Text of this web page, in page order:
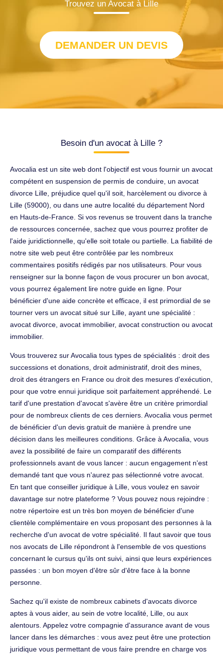
Trouvez un Avocat à Lille
DEMANDER UN DEVIS
Besoin d'un avocat à Lille ?
Avocalia est un site web dont l'objectif est vous fournir un avocat
compétent en suspension de permis de conduire, un avocat
divorce Lille, préjudice quel qu'il soit, harcèlement ou divorce à
Lille (59000), ou dans une autre localité du département Nord
en Hauts-de-France. Si vos revenus se trouvent dans la tranche
de ressources concernée, sachez que vous pourrez profiter de
l'aide juridictionnelle, qu'elle soit totale ou partielle. La fiabilité de
notre site web peut être contrôlée par les nombreux
commentaires positifs rédigés par nos utilisateurs. Pour vous
renseigner sur la bonne façon de vous procurer un bon avocat,
vous pourrez également lire notre guide en ligne. Pour
bénéficier d'une aide concrète et efficace, il est primordial de se
tourner vers un avocat situé sur Lille, ayant une spécialité :
avocat divorce, avocat immobilier, avocat construction ou avocat
immobilier.
Vous trouverez sur Avocalia tous types de spécialités : droit des
successions et donations, droit administratif, droit des mines,
droit des étrangers en France ou droit des mesures d'exécution,
pour que votre ennui juridique soit parfaitement appréhendé. Le
tarif d'une prestation d'avocat s'avère être un critère primordial
pour de nombreux clients de ces derniers. Avocalia vous permet
de bénéficier d'un devis gratuit de manière à prendre une
décision dans les meilleures conditions. Grâce à Avocalia, vous
avez la possibilité de faire un comparatif des différents
professionnels avant de vous lancer : aucun engagement n'est
demandé tant que vous n'aurez pas sélectionné votre avocat.
En tant que conseiller juridique à Lille, vous voulez en savoir
davantage sur notre plateforme ? Vous pouvez nous rejoindre :
notre répertoire est un très bon moyen de bénéficier d'une
clientèle complémentaire en vous proposant des personnes à la
recherche d'un avocat de votre spécialité. Il faut savoir que tous
nos avocats de Lille répondront à l'ensemble de vos questions
concernant le cursus qu'ils ont suivi, ainsi que leurs expériences
passées : un bon moyen d'être sûr d'être face à la bonne
personne.
Sachez qu'il existe de nombreux cabinets d'avocats divorce
aptes à vous aider, au sein de votre localité, Lille, ou aux
alentours. Appelez votre compagnie d'assurance avant de vous
lancer dans les démarches : vous avez peut être une protection
juridique vous permettant de vous faire prendre en charge vos